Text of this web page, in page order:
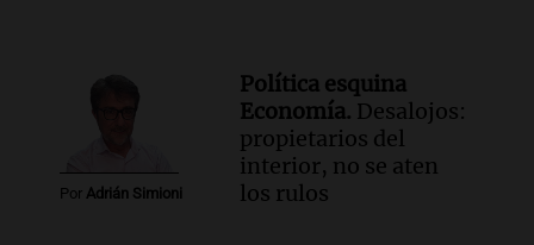
Por Adrián Simioni
Política esquina
Economía. Desalojos:
propietarios del
interior, no se aten
los rulos